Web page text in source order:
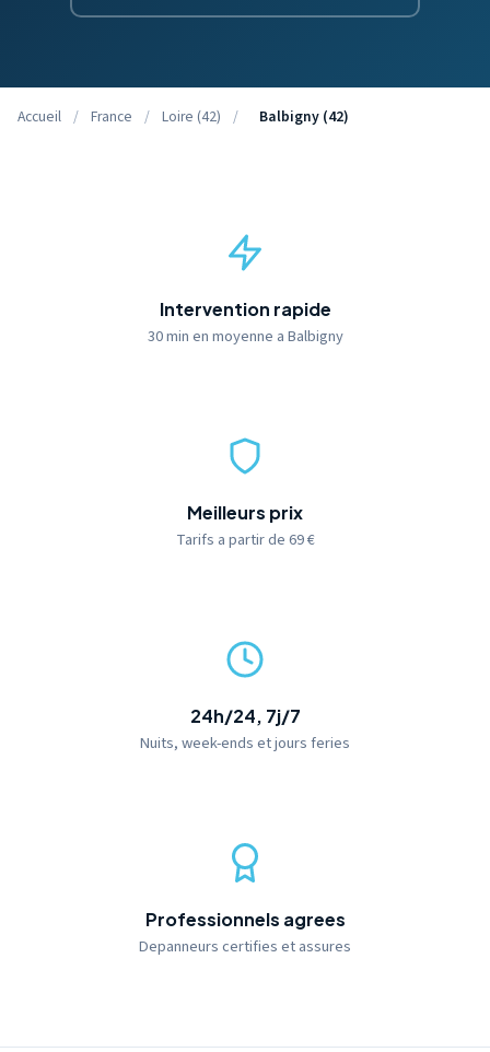
Accueil / France / Loire (42) / Balbigny (42)
Intervention rapide
30 min en moyenne a Balbigny
Meilleurs prix
Tarifs a partir de 69 €
24h/24, 7j/7
Nuits, week-ends et jours feries
Professionnels agrees
Depanneurs certifies et assures